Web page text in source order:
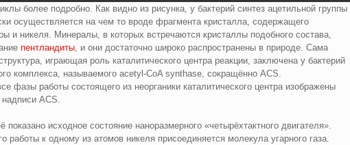
более подробно. Как видно из рисунка, у бактерий синтез ацетильной группы
осуществляется на чем то вроде фрагмента кристалла, содержащего
и никеля. Минералы, в которых встречаются кристаллы подобного состава,
пентландиты, и они достаточно широко распространены в природе. Сама
играющая роль каталитического центра реакции, заключена у бактерий
комплекса, называемого acetyl‑CoA synthase, сокращённо ACS.
фазы работы состоящего из неорганики каталитического центра изображены
ACS.
показано исходное состояние наноразмерного «четырёхтактного двигателя».
работы к одному из атомов никеля присоединяется молекула угарного газа.